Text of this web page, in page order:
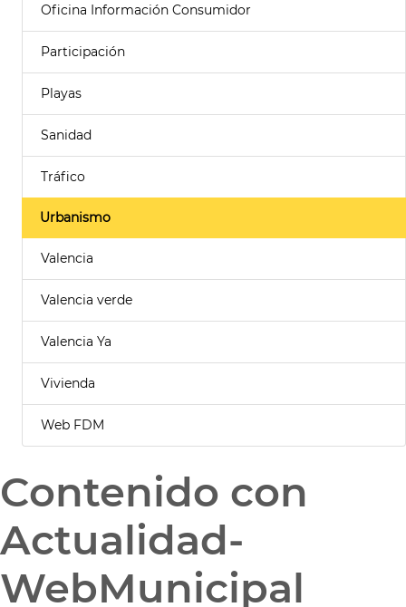
Oficina Información Consumidor
Participación
Playas
Sanidad
Tráfico
Urbanismo
Valencia
Valencia verde
Valencia Ya
Vivienda
Web FDM
Contenido con
Actualidad-
WebMunicipal